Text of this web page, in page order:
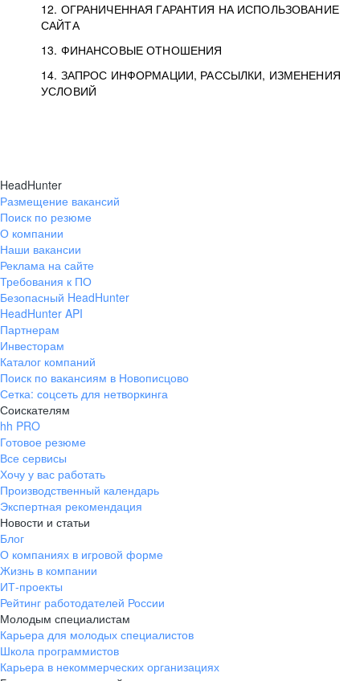
12. ОГРАНИЧЕННАЯ ГАРАНТИЯ НА ИСПОЛЬЗОВАНИЕ
САЙТА
13. ФИНАНСОВЫЕ ОТНОШЕНИЯ
14. ЗАПРОС ИНФОРМАЦИИ, РАССЫЛКИ, ИЗМЕНЕНИЯ
УСЛОВИЙ
HeadHunter
Размещение вакансий
Поиск по резюме
О компании
Наши вакансии
Реклама на сайте
Требования к ПО
Безопасный HeadHunter
HeadHunter API
Партнерам
Инвесторам
Каталог компаний
Поиск по вакансиям в Новописцово
Сетка: соцсеть для нетворкинга
Соискателям
hh PRO
Готовое резюме
Все сервисы
Хочу у вас работать
Производственный календарь
Экспертная рекомендация
Новости и статьи
Блог
О компаниях в игровой форме
Жизнь в компании
ИТ-проекты
Рейтинг работодателей России
Молодым специалистам
Карьера для молодых специалистов
Школа программистов
Карьера в некоммерческих организациях